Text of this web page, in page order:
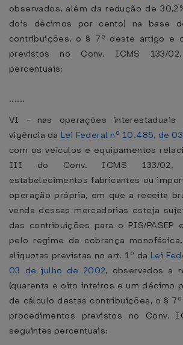
observados, além da redução de
dois décimos por cento) na base
contribuições, o § 7º deste artigo e
previstos no Conv. ICMS 133/
percentuais:
......
VI - nas operações interestaduais
vigência da Lei Federal nº 10.485, de
com os veículos e equipamentos
III do Conv. ICMS 133/02,
estabelecimentos fabricantes ou
operação própria, em que a receita
venda dessas mercadorias esteja
das contribuições para o PIS/PASEP
pelo regime de cobrança
alíquotas previstas no art. 1º da Lei
03 de julho de 2002, observados a
(quarenta e oito inteiros e um décimo
de cálculo destas contribuições, o §
procedimentos previstos no Conv.
seguintes percentuais: